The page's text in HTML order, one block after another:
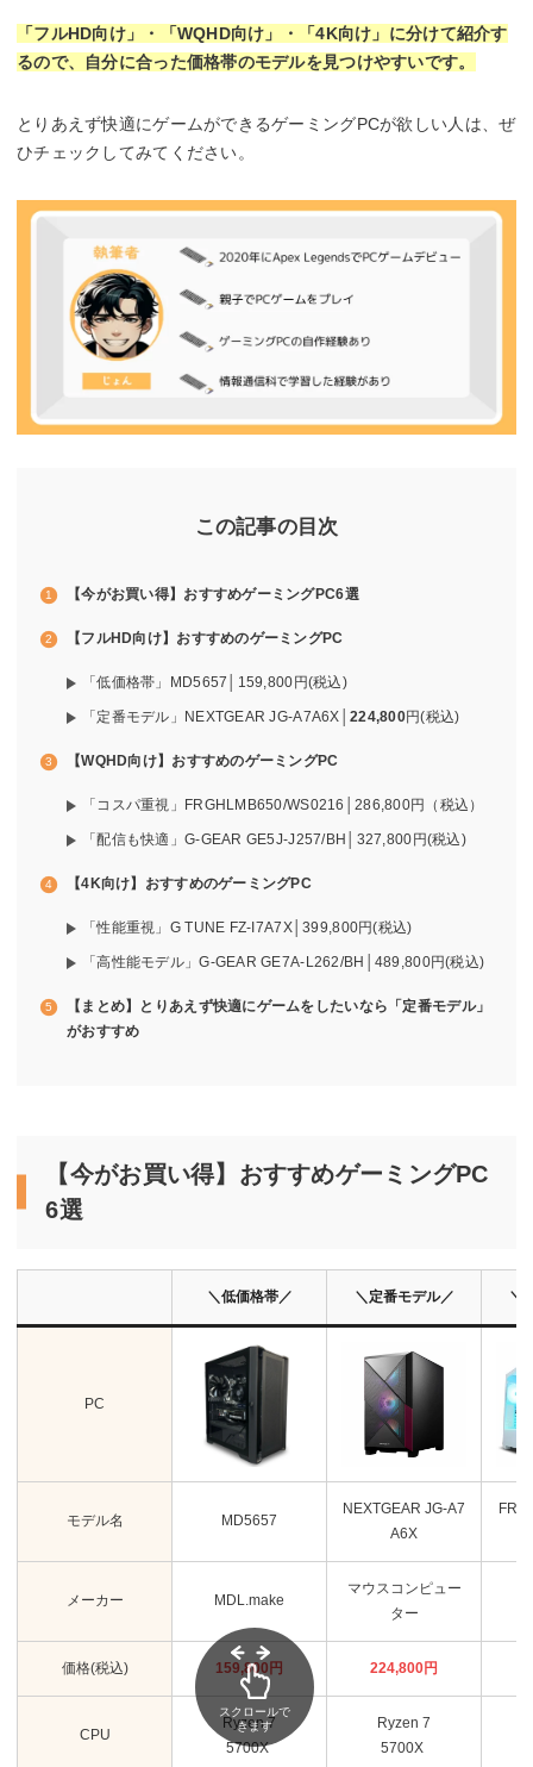
「フルHD向け」・「WQHD向け」・「4K向け」に分けて紹介す
るので、自分に合った価格帯のモデルを見つけやすいです。
とりあえず快適にゲームができるゲーミングPCが欲しい人は、ぜ
ひチェックしてみてください。
この記事の目次
【今がお買い得】おすすめゲーミングPC6選
【フルHD向け】おすすめのゲーミングPC
「低価格帯」MD5657│159,800円(税込)
「定番モデル」NEXTGEAR JG-A7A6X│ 224,800円(税込)
【WQHD向け】おすすめのゲーミングPC
「コスパ重視」FRGHLMB650/WS0216│286,800円（税込）
「配信も快適」G-GEAR GE5J-J257/BH│327,800円(税込)
【4K向け】おすすめのゲーミングPC
「性能重視」G TUNE FZ-I7A7X│399,800円(税込)
「高性能モデル」G-GEAR GE7A-L262/BH│489,800円(税込)
【まとめ】とりあえず快適にゲームをしたいなら「定番モデル」
がおすすめ
【今がお買い得】おすすめゲーミングPC
6選
＼低価格帯／ ＼定番モデル／ ＼
PC
モデル名 MD5657
NEXTGEAR JG-A7
A6X
メーカー MDL.make
マウスコンピュー
ター
価格(税込) 159,800円 224,800円
CPU
Ryzen 7
5700X
Ryzen 7
5700X
スクロールで
きます